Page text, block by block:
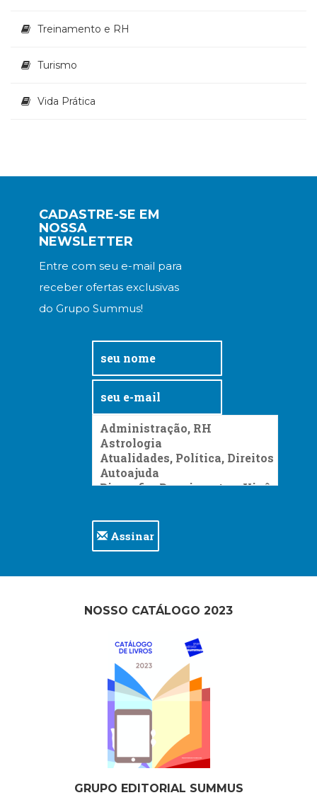
Treinamento e RH
Turismo
Vida Prática
CADASTRE-SE EM
NOSSA
NEWSLETTER
Entre com seu e-mail para
receber ofertas exclusivas
do Grupo Summus!
Assinar
NOSSO CATÁLOGO 2023
GRUPO EDITORIAL SUMMUS